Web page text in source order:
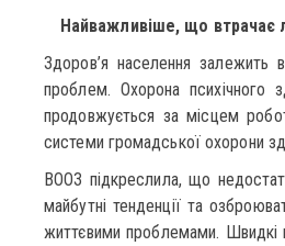
Найважливіше, що втрачає
Здоров’я населення залежить
проблем. Охорона психічного
продовжується за місцем
системи громадської охорони
ВООЗ підкреслила, що
майбутні тенденції та
життєвими проблемами. Швидкі